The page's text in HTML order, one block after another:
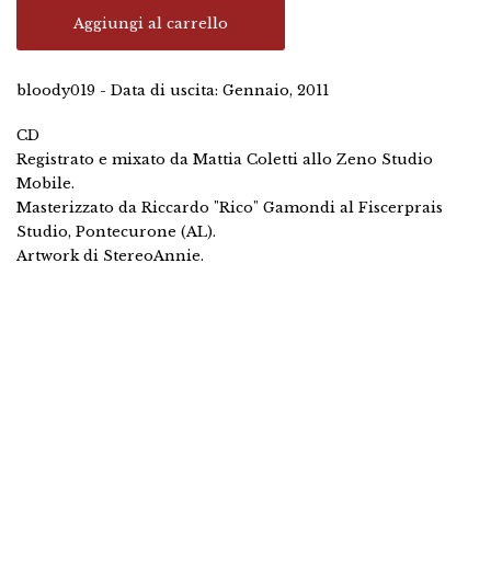
Aggiungi al carrello
bloody019 - Data di uscita: Gennaio, 2011
CD
Registrato e mixato da Mattia Coletti allo Zeno Studio
Mobile.
Masterizzato da Riccardo "Rico" Gamondi al Fiscerprais
Studio, Pontecurone (AL).
Artwork di StereoAnnie.